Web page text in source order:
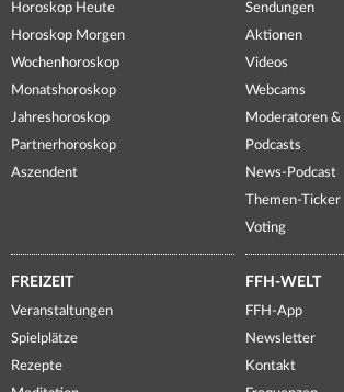
Horoskop Heute
Horoskop Morgen
Wochenhoroskop
Monatshoroskop
Jahreshoroskop
Partnerhoroskop
Aszendent
Sendungen
Aktionen
Videos
Webcams
Moderatoren &
Podcasts
News-Podcast
Themen-Ticker
Voting
FREIZEIT
Veranstaltungen
Spielplätze
Rezepte
FFH-WELT
FFH-App
Newsletter
Kontakt